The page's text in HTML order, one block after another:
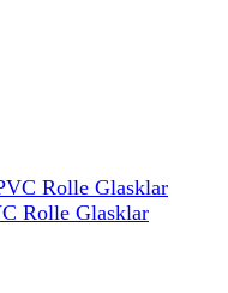
Rolle Glasklar